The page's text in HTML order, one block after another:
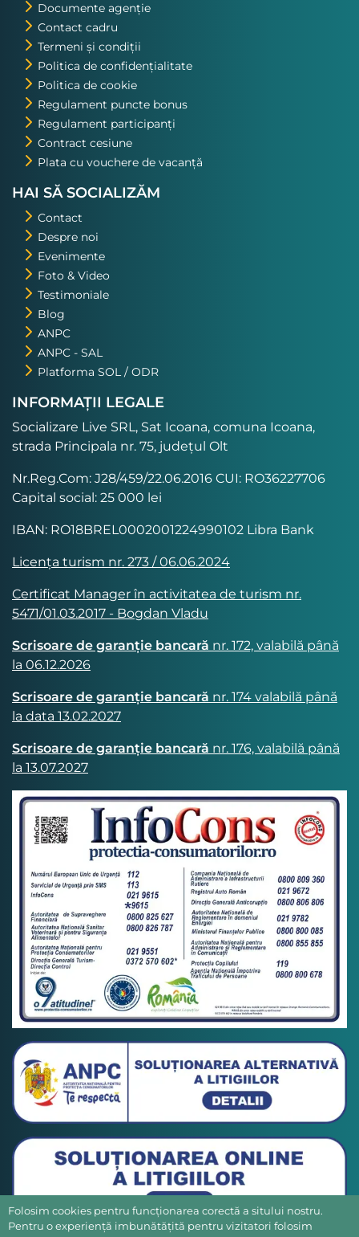
Documente agenție
Contact cadru
Termeni și condiții
Politica de confidențialitate
Politica de cookie
Regulament puncte bonus
Regulament participanți
Contract cesiune
Plata cu vouchere de vacanță
HAI SĂ SOCIALIZĂM
Contact
Despre noi
Evenimente
Foto & Video
Testimoniale
Blog
ANPC
ANPC - SAL
Platforma SOL / ODR
INFORMAȚII LEGALE
Socializare Live SRL, Sat Icoana, comuna Icoana,
strada Principala nr. 75, județul Olt
Nr.Reg.Com: J28/459/22.06.2016 CUI: RO36227706
Capital social: 25 000 lei
IBAN: RO18BREL0002001224990102 Libra Bank
Licența turism nr. 273 / 06.06.2024
Certificat Manager în activitatea de turism nr.
5471/01.03.2017 - Bogdan Vladu
Scrisoare de garanție bancară nr. 172, valabilă până
la 06.12.2026
Scrisoare de garanție bancară nr. 174 valabilă până
la data 13.02.2027
Scrisoare de garanție bancară nr. 176, valabilă până
la 13.07.2027
Folosim cookies pentru funcționarea corectă a sitului nostru.
Pentru o experiență imbunătățită pentru vizitatori folosim